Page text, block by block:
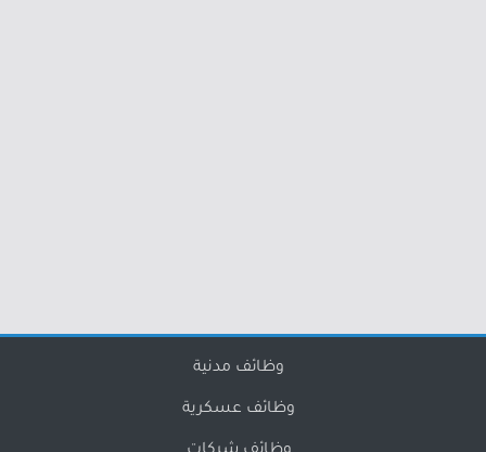
وظائف مدنية
وظائف عسكرية